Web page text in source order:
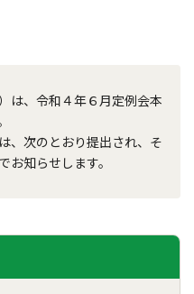
は、令和４年６月定例会本
、次のとおり提出され、そ
お知らせします。